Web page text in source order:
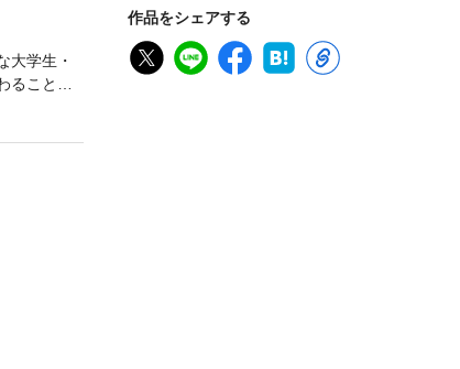
作品をシェアする
大学生・
ことに